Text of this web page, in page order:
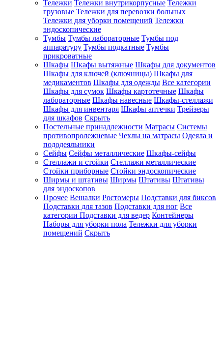
Тележки Тележки внутрикорпусные Тележки
грузовые Тележки для перевозки больных
Тележки для уборки помещений Тележки
эндоскопические
Тумбы Тумбы лабораторные Тумбы под
аппаратуру Тумбы подкатные Тумбы
прикроватные
Шкафы Шкафы вытяжные Шкафы для документов
Шкафы для ключей (ключницы) Шкафы для
медикаментов Шкафы для одежды Все категории
Шкафы для сумок Шкафы картотечные Шкафы
лабораторные Шкафы навесные Шкафы-стеллажи
Шкафы для инвентаря Шкафы аптечки Трейзеры
для шкафов Скрыть
Постельные принадлежности Матрасы Системы
противопролежневые Чехлы на матрасы Одеяла и
пододеяльники
Сейфы Сейфы металлические Шкафы-сейфы
Стеллажи и стойки Стеллажи металлические
Стойки приборные Стойки эндоскопические
Ширмы и штативы Ширмы Штативы Штативы
для эндоскопов
Прочее Вешалки Ростомеры Подставки для биксов
Подставки для тазов Подставки для ног Все
категории Подставки для ведер Контейнеры
Наборы для уборки пола Тележки для уборки
помещений Скрыть